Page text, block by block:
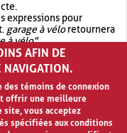
expressions pour
garage à véloretournera
à vélo".
OR.garage OR vélo
quegarage à vélo
AFIN DE
NAVIGATION.
témoins de connexion
offrir une meilleure
site, vous acceptez
spécifiées aux conditions